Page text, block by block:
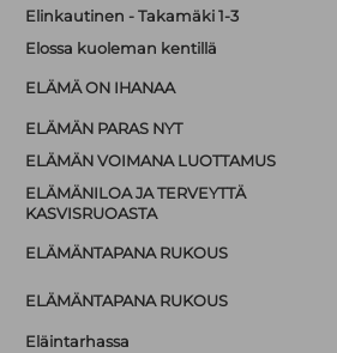
Elinkautinen - Takamäki 1-3
Elossa kuoleman kentillä
ELÄMÄ ON IHANAA
ELÄMÄN PARAS NYT
ELÄMÄN VOIMANA LUOTTAMUS
ELÄMÄNILOA JA TERVEYTTÄ
KASVISRUOASTA
ELÄMÄNTAPANA RUKOUS
ELÄMÄNTAPANA RUKOUS
Eläintarhassa